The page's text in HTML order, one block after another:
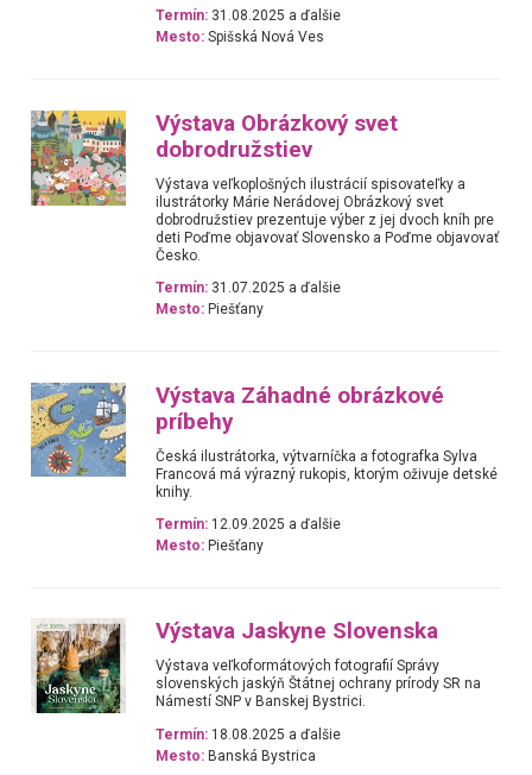
Termín: 31.08.2025 a ďalšie
Mesto: Spišská Nová Ves
Výstava Obrázkový svet
dobrodružstiev
Výstava veľkoplošných ilustrácií spisovateľky a
ilustrátorky Márie Nerádovej Obrázkový svet
dobrodružstiev prezentuje výber z jej dvoch kníh pre
deti Poďme objavovať Slovensko a Poďme objavovať
Česko.
Termín: 31.07.2025 a ďalšie
Mesto: Piešťany
Výstava Záhadné obrázkové
príbehy
Česká ilustrátorka, výtvarníčka a fotografka Sylva
Francová má výrazný rukopis, ktorým oživuje detské
knihy.
Termín: 12.09.2025 a ďalšie
Mesto: Piešťany
Výstava Jaskyne Slovenska
Výstava veľkoformátových fotografií Správy
slovenských jaskýň Štátnej ochrany prírody SR na
Námestí SNP v Banskej Bystrici.
Termín: 18.08.2025 a ďalšie
Mesto: Banská Bystrica